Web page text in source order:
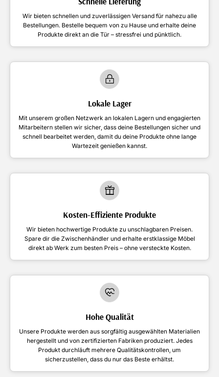
Wir bieten schnellen und zuverlässigen Versand für nahezu alle
Bestellungen. Bestelle bequem von zu Hause und erhalte deine
Produkte direkt an die Tür – stressfrei und pünktlich.
Lokale Lager
Mit unserem großen Netzwerk an lokalen Lagern und engagierten
Mitarbeitern stellen wir sicher, dass deine Bestellungen sicher und
schnell bearbeitet werden, damit du deine Produkte ohne lange
Wartezeit genießen kannst.
Kosten-Effiziente Produkte
Wir bieten hochwertige Produkte zu unschlagbaren Preisen.
Spare dir die Zwischenhändler und erhalte erstklassige Möbel
direkt ab Werk zum besten Preis – ohne versteckte Kosten.
Hohe Qualität
Unsere Produkte werden aus sorgfältig ausgewählten Materialien
hergestellt und von zertifizierten Fabriken produziert. Jedes
Produkt durchläuft mehrere Qualitätskontrollen, um
sicherzustellen, dass du nur das Beste erhältst.